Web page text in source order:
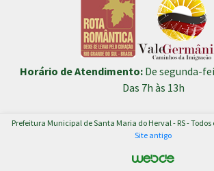
Horário de Atendimento:De segunda-
Das 7h às 13h
Prefeitura Municipal de Santa Maria do Herval - RS - Todos
Site antigo